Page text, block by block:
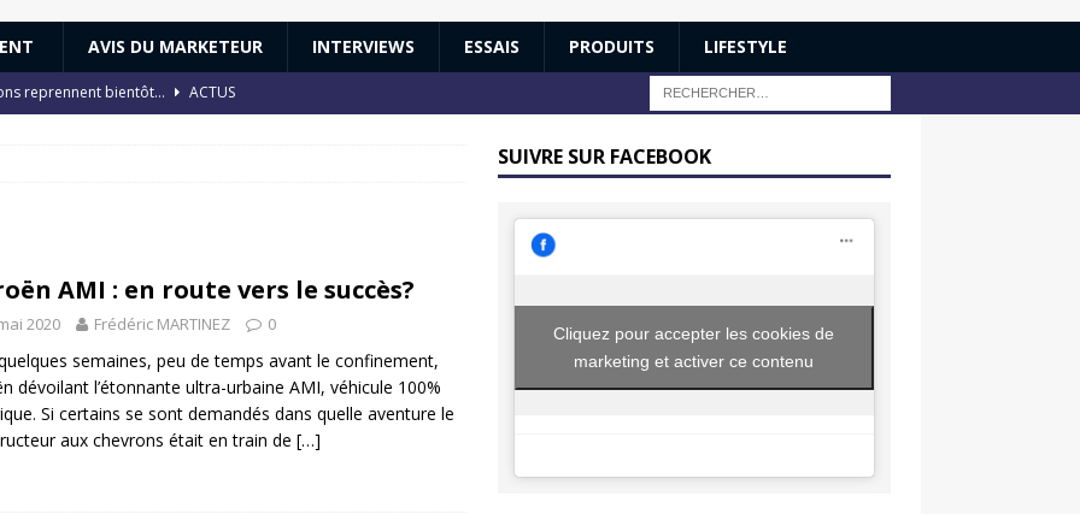
AVIS DU MARKETEUR INTERVIEWS ESSAIS PRODUITS LIFESTYLE
reprennent bientôt…
ACTUS
Honda dévoile un spot publicitaire… confiné! ACTUS
AMI : en route vers le succès?
2020 Frédéric MARTINEZ 0
semaines, peu de temps avant le confinement,
dévoilant l’étonnante ultra-urbaine AMI, véhicule 100%
Si certains se sont demandés dans quelle aventure le
aux chevrons était en train de […]
SUIVRE SUR FACEBOOK
Cliquez pour accepter les cookies de
marketing et activer ce contenu